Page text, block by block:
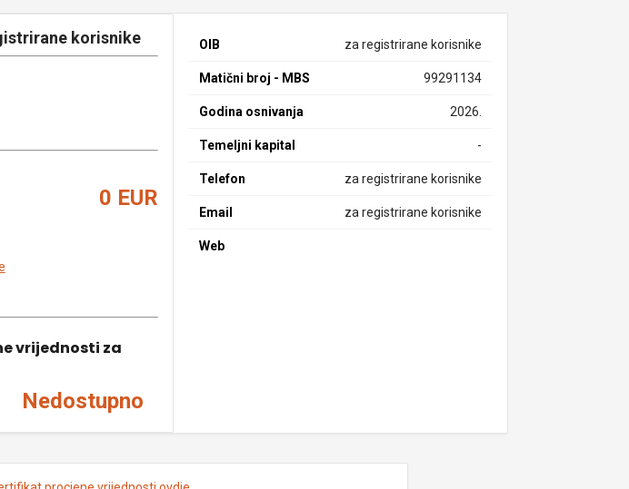
korisnike
0 EUR
vrijednosti za
Nedostupno
OIB za registrirane korisnike
Matični broj - MBS 99291134
Godina osnivanja 2026.
Temeljni kapital -
Telefon za registrirane korisnike
Email za registrirane korisnike
Web